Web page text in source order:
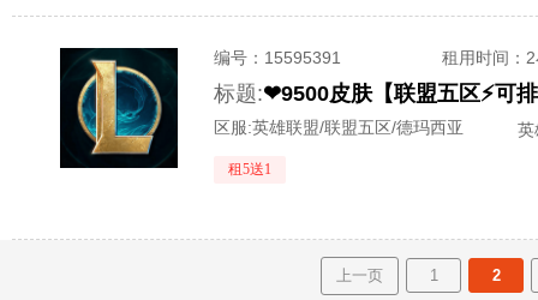
编号： 15595391 租用时间 ：
标题:
区服:英雄联盟/联盟五区/德玛西亚
租5送1
上一页 1 2